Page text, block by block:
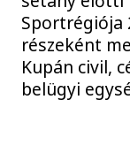
Sportrégiója
részeként
Kupán civil,
belügyi